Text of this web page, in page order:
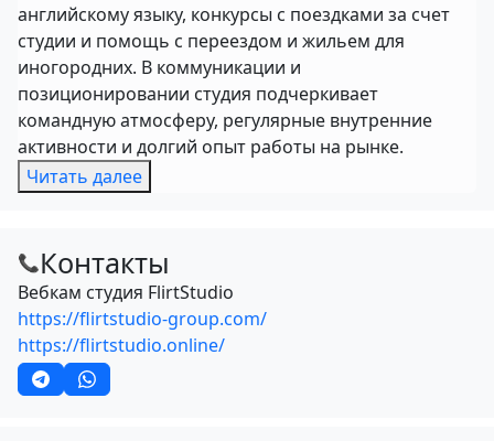
английскому языку, конкурсы с поездками за счет
студии и помощь с переездом и жильем для
иногородних. В коммуникации и
позиционировании студия подчеркивает
командную атмосферу, регулярные внутренние
активности и долгий опыт работы на рынке.
Читать далее
📞Контакты
Вебкам студия FlirtStudio
https://flirtstudio-group.com/
https://flirtstudio.online/